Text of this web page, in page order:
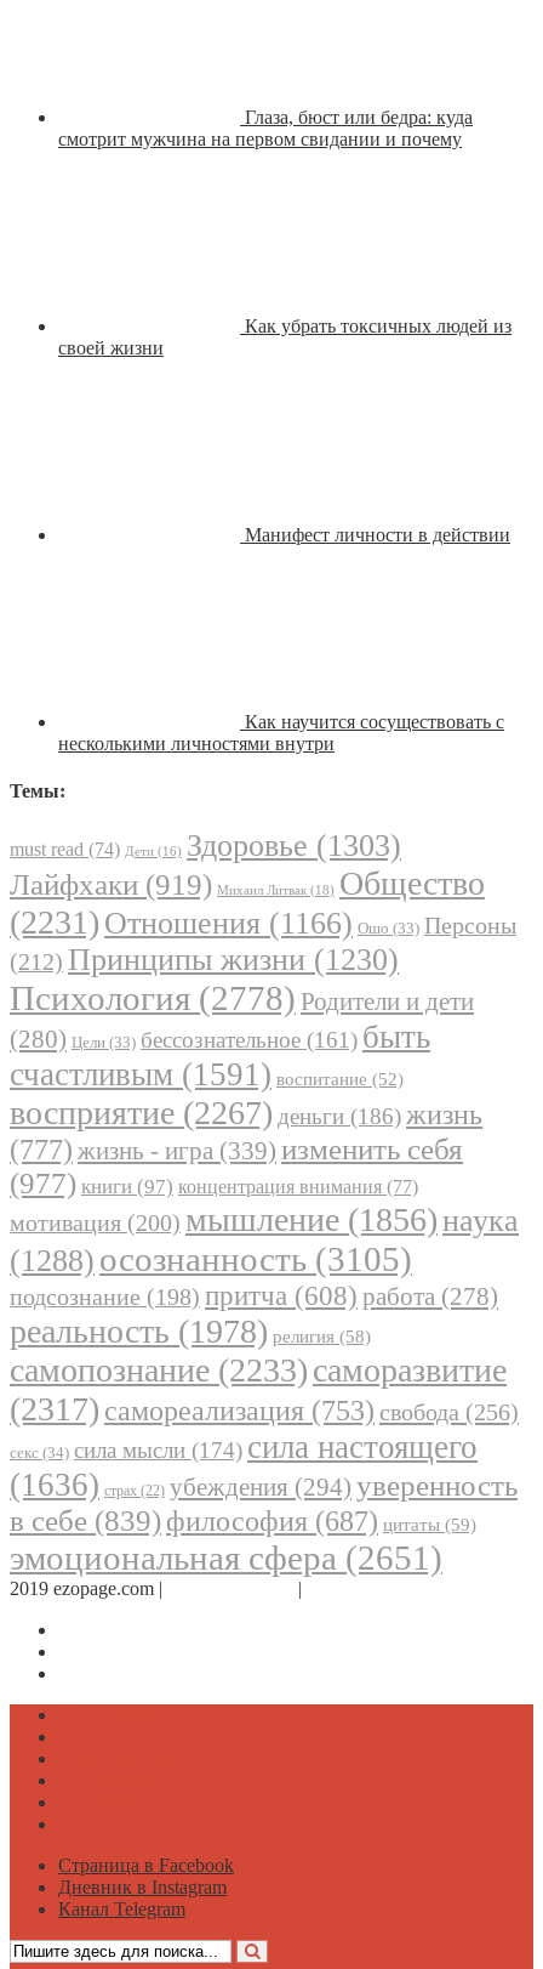
Глаза, бюст или бедра: куда
смотрит мужчина на первом свидании и почему
Как убрать токсичных людей из
своей жизни
Манифест личности в действии
Как научится сосуществовать с
несколькими личностями внутри
Темы:
must read (74) Дети (16) Здоровье (1303)
Лайфхаки (919) Михаил Литвак (18) Общество
(2231) Отношения (1166) Ошо (33) Персоны
(212) Принципы жизни (1230)
Психология (2778) Родители и дети
(280) Цели (33) бессознательное (161) быть
счастливым (1591) воспитание (52)
восприятие (2267) деньги (186)жизнь
(777) жизнь - игра (339) изменить себя
(977) книги (97) концентрация внимания (77)
мотивация (200) мышление (1856)наука
(1288) осознанность (3105)
подсознание (198) притча (608) работа (278)
реальность (1978) религия (58)
самопознание (2233)саморазвитие
(2317) самореализация (753) свобода (256)
секс (34) сила мысли (174) сила настоящего
(1636) страх (22) убеждения (294) уверенность
в себе (839) философия (687) цитаты (59)
эмоциональная сфера (2651)
2019 ezopage.com | |
Страница в Facebook
Дневник в Instagram
Канал Telegram